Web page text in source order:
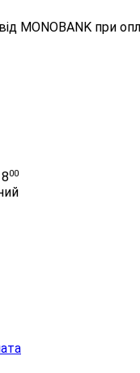
MONOBANK при
00